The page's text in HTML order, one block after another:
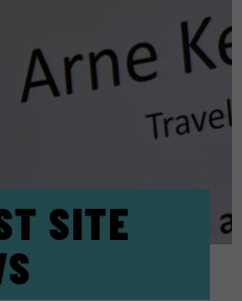
SITE